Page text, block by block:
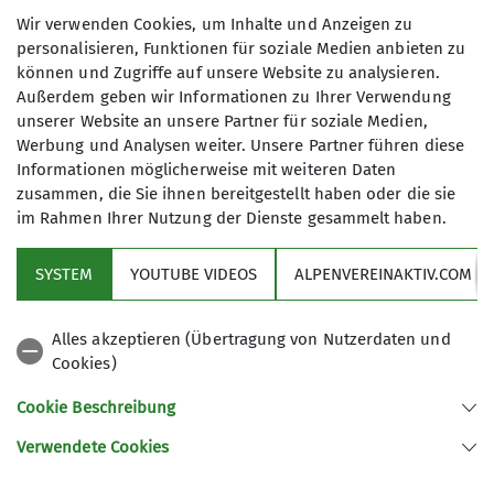
Organisation
Berni Lenz
08684 9580 lenzb@web.de
Qualifikationen
Trainer*in B Alpinklettern
Ämter
Wir verwenden Cookies, um Inhalte und Anzeigen zu
personalisieren, Funktionen für soziale Medien anbieten zu
können und Zugriffe auf unsere Website zu analysieren.
Außerdem geben wir Informationen zu Ihrer Verwendung
unserer Website an unsere Partner für soziale Medien,
Werbung und Analysen weiter. Unsere Partner führen diese
Informationen möglicherweise mit weiteren Daten
zusammen, die Sie ihnen bereitgestellt haben oder die sie
im Rahmen Ihrer Nutzung der Dienste gesammelt haben.
SYSTEM YOUTUBE VIDEOS ALPENVEREINAKTIV.COM
Alles akzeptieren (Übertragung von Nutzerdaten und
Cookies)
Cookie Beschreibung
Verwendete Cookies